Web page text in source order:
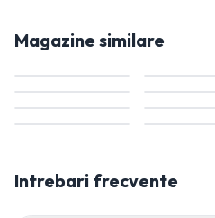
Magazine similare
Intrebari frecvente